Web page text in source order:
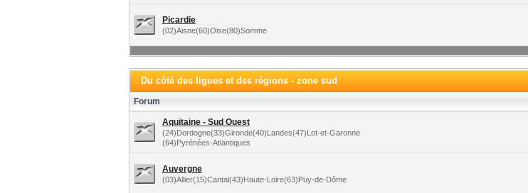
Picardie
(02)Aisne(60)Oise(80)Somme
Du côté des ligues et des régions - zone sud
Forum
Aquitaine - Sud Ouest
(24)Dordogne(33)Gironde(40)Landes(47)Lot-et-Garonne
(64)Pyrénées-Atlantiques
Auvergne
(03)Allier(15)Cantal(43)Haute-Loire(63)Puy-de-Dôme